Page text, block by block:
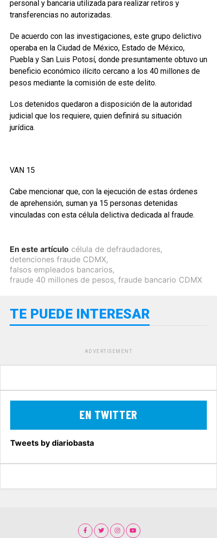
personal y bancaria utilizada para realizar retiros y
transferencias no autorizadas.
De acuerdo con las investigaciones, este grupo delictivo
operaba en la Ciudad de México, Estado de México,
Puebla y San Luis Potosí, donde presuntamente obtuvo un
beneficio económico ilícito cercano a los 40 millones de
pesos mediante la comisión de este delito.
Los detenidos quedaron a disposición de la autoridad
judicial que los requiere, quien definirá su situación
jurídica.
VAN 15
Cabe mencionar que, con la ejecución de estas órdenes
de aprehensión, suman ya 15 personas detenidas
vinculadas con esta célula delictiva dedicada al fraude.
En este artículo célula de defraudadores,
detenciones fraude CDMX,
falsos empleados bancarios,
fraude 40 millones de pesos, fraude bancario CDMX
TE PUEDE INTERESAR
ADVERTISEMENT
EN TWITTER
Tweets by diariobasta